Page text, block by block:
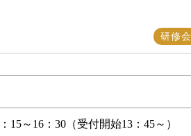
研修会
15～16：30（受付開始13：45～）